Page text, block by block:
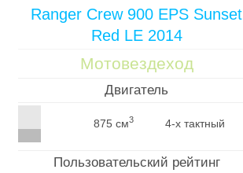
Ranger Crew 900 EPS Sunset
Red LE 2014
Мотовездеход
Двигатель
875 см3 4-х тактный
Пользовательский рейтинг